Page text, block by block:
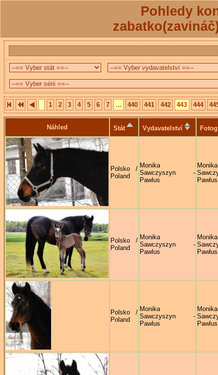
Pohledy
1 2 3 4 5 6 7 ... 440 441 442 443 444
Náhled Stát Vydavatelství
Polsko /
Poland
Monika
Sawczyszyn -
Pawlus
Monika
Pawlus
Polsko /
Poland
Monika
Sawczyszyn -
Pawlus
Monika
Pawlus
Polsko /
Poland
Monika
Sawczyszyn -
Pawlus
Monika
Pawlus